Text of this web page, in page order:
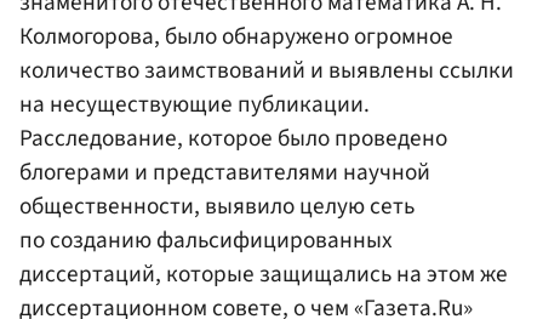
Колмогорова, было обнаружено огромное
количество заимствований и выявлены ссылки
на несуществующие публикации.
Расследование, которое было проведено
блогерами и представителями научной
общественности, выявило целую сеть
по созданию фальсифицированных
диссертаций, которые защищались на этом же
диссертационном совете, о чем «Газета.Ru»